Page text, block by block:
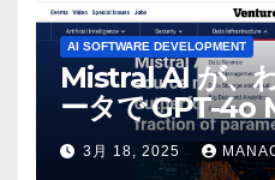
AI SOFTWARE DEVELOPMENT
Mistral AI が、
ータで GPT-4o
しいオープンソ
リース |
3月 18, 2025